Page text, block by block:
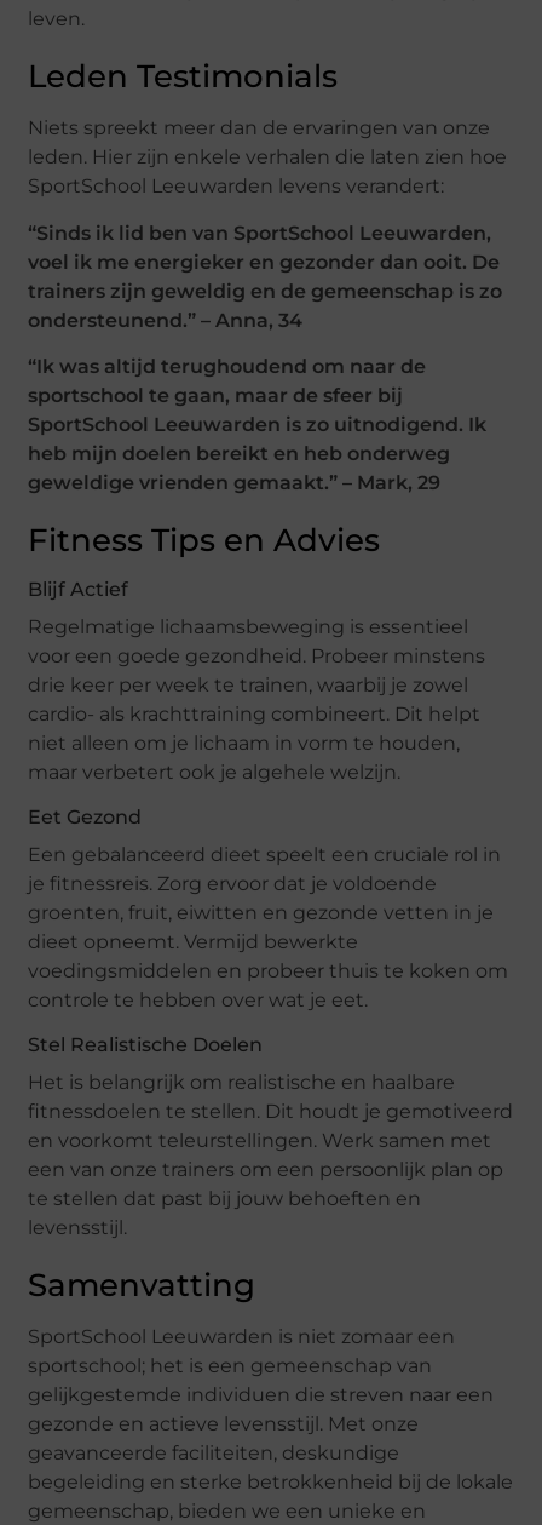
leven.
Leden Testimonials
Niets spreekt meer dan de ervaringen van onze
leden. Hier zijn enkele verhalen die laten zien hoe
SportSchool Leeuwarden levens verandert:
“Sinds ik lid ben van SportSchool Leeuwarden,
voel ik me energieker en gezonder dan ooit. De
trainers zijn geweldig en de gemeenschap is zo
ondersteunend.” – Anna, 34
“Ik was altijd terughoudend om naar de
sportschool te gaan, maar de sfeer bij
SportSchool Leeuwarden is zo uitnodigend. Ik
heb mijn doelen bereikt en heb onderweg
geweldige vrienden gemaakt.” – Mark, 29
Fitness Tips en Advies
Blijf Actief
Regelmatige lichaamsbeweging is essentieel
voor een goede gezondheid. Probeer minstens
drie keer per week te trainen, waarbij je zowel
cardio- als krachttraining combineert. Dit helpt
niet alleen om je lichaam in vorm te houden,
maar verbetert ook je algehele welzijn.
Eet Gezond
Een gebalanceerd dieet speelt een cruciale rol in
je fitnessreis. Zorg ervoor dat je voldoende
groenten, fruit, eiwitten en gezonde vetten in je
dieet opneemt. Vermijd bewerkte
voedingsmiddelen en probeer thuis te koken om
controle te hebben over wat je eet.
Stel Realistische Doelen
Het is belangrijk om realistische en haalbare
fitnessdoelen te stellen. Dit houdt je gemotiveerd
en voorkomt teleurstellingen. Werk samen met
een van onze trainers om een persoonlijk plan op
te stellen dat past bij jouw behoeften en
levensstijl.
Samenvatting
SportSchool Leeuwarden is niet zomaar een
sportschool; het is een gemeenschap van
gelijkgestemde individuen die streven naar een
gezonde en actieve levensstijl. Met onze
geavanceerde faciliteiten, deskundige
begeleiding en sterke betrokkenheid bij de lokale
gemeenschap, bieden we een unieke en